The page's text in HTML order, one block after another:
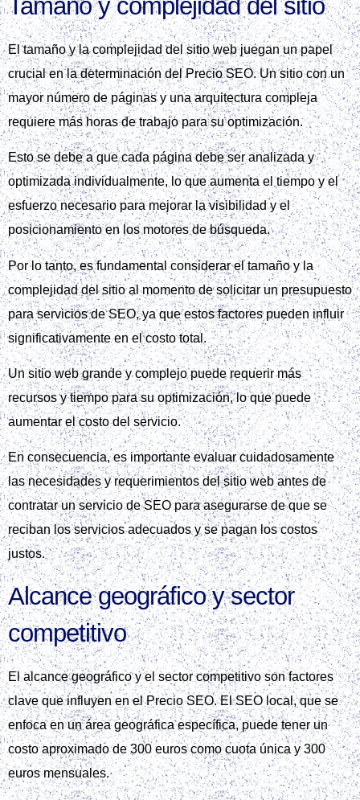
Tamaño y complejidad del sitio
El tamaño y la complejidad del sitio web juegan un papel
crucial en la determinación del Precio SEO. Un sitio con un
mayor número de páginas y una arquitectura compleja
requiere más horas de trabajo para su optimización.
Esto se debe a que cada página debe ser analizada y
optimizada individualmente, lo que aumenta el tiempo y el
esfuerzo necesario para mejorar la visibilidad y el
posicionamiento en los motores de búsqueda.
Por lo tanto, es fundamental considerar el tamaño y la
complejidad del sitio al momento de solicitar un presupuesto
para servicios de SEO, ya que estos factores pueden influir
significativamente en el costo total.
Un sitio web grande y complejo puede requerir más
recursos y tiempo para su optimización, lo que puede
aumentar el costo del servicio.
En consecuencia, es importante evaluar cuidadosamente
las necesidades y requerimientos del sitio web antes de
contratar un servicio de SEO para asegurarse de que se
reciban los servicios adecuados y se pagan los costos
justos.
Alcance geográfico y sector
competitivo
El alcance geográfico y el sector competitivo son factores
clave que influyen en el Precio SEO. El SEO local, que se
enfoca en un área geográfica específica, puede tener un
costo aproximado de 300 euros como cuota única y 300
euros mensuales.